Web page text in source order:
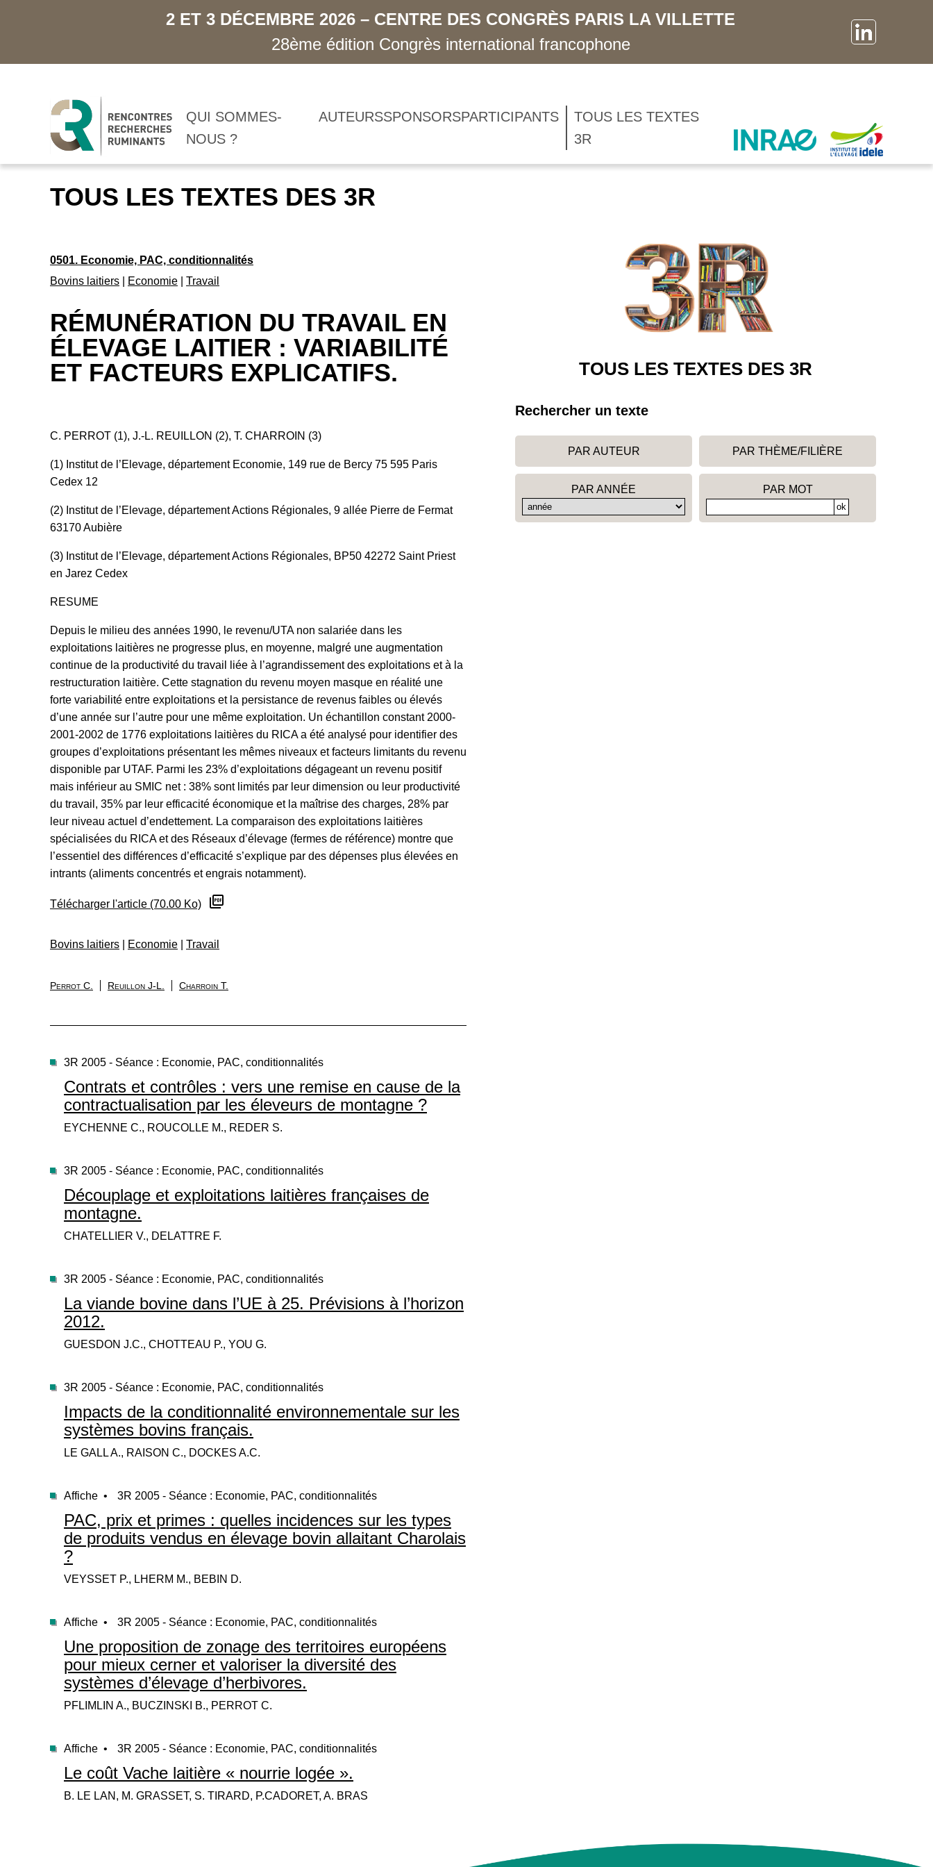
2 ET 3 DÉCEMBRE 2026 – CENTRE DES CONGRÈS PARIS LA VILLETTE
28ème édition Congrès international francophone
QUI SOMMES-
NOUS ?
AUTEURSSPONSORSPARTICIPANTS
TOUS LES TEXTES
3R
TOUS LES TEXTES DES 3R
0501. Economie, PAC, conditionnalités
Bovins laitiers
Economie Travail
RÉMUNÉRATION DU TRAVAIL EN
ÉLEVAGE LAITIER : VARIABILITÉ
ET FACTEURS EXPLICATIFS.
C. PERROT (1), J.-L. REUILLON (2), T. CHARROIN (3)
(1) Institut de l’Elevage, département Economie, 149 rue de Bercy 75 595 Paris
Cedex 12
(2) Institut de l’Elevage, département Actions Régionales, 9 allée Pierre de Fermat
63170 Aubière
(3) Institut de l’Elevage, département Actions Régionales, BP50 42272 Saint Priest
en Jarez Cedex
RESUME
Depuis le milieu des années 1990, le revenu/UTA non salariée dans les
exploitations laitières ne progresse plus, en moyenne, malgré une augmentation
continue de la productivité du travail liée à l’agrandissement des exploitations et à la
restructuration laitière. Cette stagnation du revenu moyen masque en réalité une
forte variabilité entre exploitations et la persistance de revenus faibles ou élevés
d’une année sur l’autre pour une même exploitation. Un échantillon constant 2000-
2001-2002 de 1776 exploitations laitières du RICA a été analysé pour identifier des
groupes d’exploitations présentant les mêmes niveaux et facteurs limitants du revenu
disponible par UTAF. Parmi les 23% d’exploitations dégageant un revenu positif
mais inférieur au SMIC net : 38% sont limités par leur dimension ou leur productivité
du travail, 35% par leur efficacité économique et la maîtrise des charges, 28% par
leur niveau actuel d’endettement. La comparaison des exploitations laitières
spécialisées du RICA et des Réseaux d’élevage (fermes de référence) montre que
l’essentiel des différences d’efficacité s’explique par des dépenses plus élevées en
intrants (aliments concentrés et engrais notamment).
Télécharger l'article (70.00 Ko)
Bovins laitiers Economie Travail
Perrot C. Reuillon J-L. Charroin T.
TOUS LES TEXTES DES 3R
Rechercher un texte
PAR AUTEUR PAR THÈME/FILIÈRE
PAR ANNÉE PAR MOT
3R 2005 - Séance : Economie, PAC, conditionnalités
Contrats et contrôles : vers une remise en cause de la
contractualisation par les éleveurs de montagne ?
EYCHENNE C., ROUCOLLE M., REDER S.
3R 2005 - Séance : Economie, PAC, conditionnalités
Découplage et exploitations laitières françaises de
montagne.
CHATELLIER V., DELATTRE F.
3R 2005 - Séance : Economie, PAC, conditionnalités
La viande bovine dans l’UE à 25. Prévisions à l’horizon
2012.
GUESDON J.C., CHOTTEAU P., YOU G.
3R 2005 - Séance : Economie, PAC, conditionnalités
Impacts de la conditionnalité environnementale sur les
systèmes bovins français.
LE GALL A., RAISON C., DOCKES A.C.
Affiche • 3R 2005 - Séance : Economie, PAC, conditionnalités
PAC, prix et primes : quelles incidences sur les types
de produits vendus en élevage bovin allaitant Charolais
?
VEYSSET P., LHERM M., BEBIN D.
Affiche • 3R 2005 - Séance : Economie, PAC, conditionnalités
Une proposition de zonage des territoires européens
pour mieux cerner et valoriser la diversité des
systèmes d’élevage d’herbivores.
PFLIMLIN A., BUCZINSKI B., PERROT C.
Affiche • 3R 2005 - Séance : Economie, PAC, conditionnalités
Le coût Vache laitière « nourrie logée ».
B. LE LAN, M. GRASSET, S. TIRARD, P.CADORET, A. BRAS